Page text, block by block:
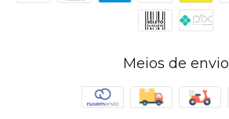
Meios de envio